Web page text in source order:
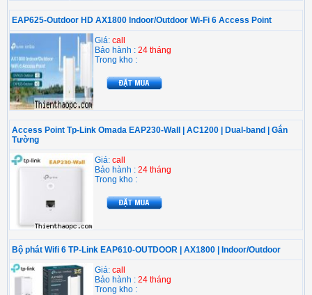
EAP625-Outdoor HD AX1800 Indoor/Outdoor Wi-Fi 6 Access Point
Giá: call
Bảo hành : 24 tháng
Trong kho :
Access Point Tp-Link Omada EAP230-Wall | AC1200 | Dual-band | Gắn
Tường
Giá: call
Bảo hành : 24 tháng
Trong kho :
Bộ phát Wifi 6 TP-Link EAP610-OUTDOOR | AX1800 | Indoor/Outdoor
Giá: call
Bảo hành : 24 tháng
Trong kho :